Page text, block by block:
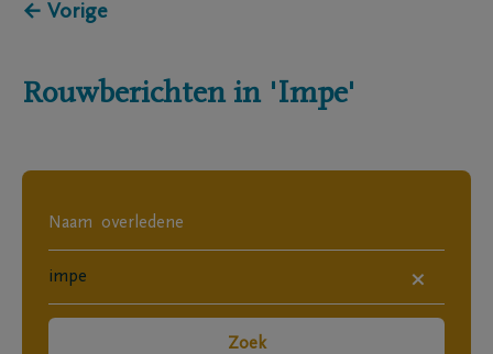
← Vorige
Rouwberichten in 'Impe'
×
Zoek